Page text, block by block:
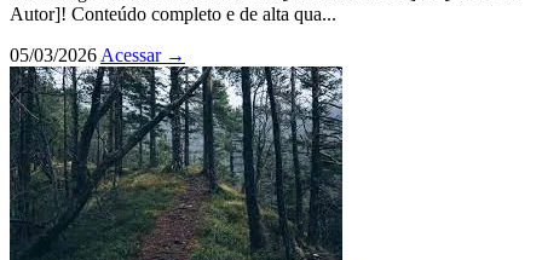
Autor]! Conteúdo completo e de alta qua...
05/03/2026 Acessar →